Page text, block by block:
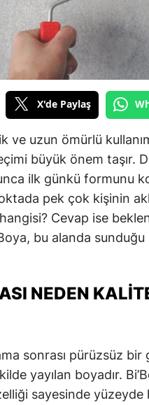
X'de Paylaş
ve uzun ömürlü
büyük önem taşır.
ilk günkü formunu
pek çok kişinin
Cevap ise
bu alanda
NEDEN
sonrası pürüzsüz
yayılan boyadır.
sayesinde